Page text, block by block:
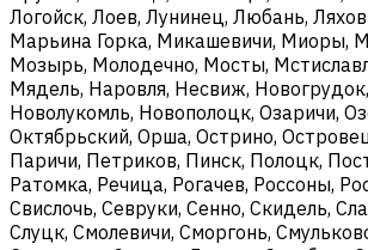
Логойск, Лоев, Лунинец, Любань,
Марьина Горка, Микашевичи, Миоры,
Мозырь, Молодечно, Мосты,
Мядель, Наровля, Несвиж,
Новолукомль, Новополоцк, Озаричи,
Октябрьский, Орша, Острино,
Паричи, Петриков, Пинск, Полоцк,
Ратомка, Речица, Рогачев, Россоны,
Свислочь, Севруки, Сенно, Скидель,
Слуцк, Смолевичи, Сморгонь,